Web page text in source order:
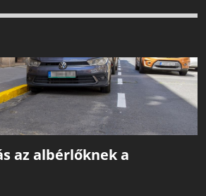
az albérlőknek a